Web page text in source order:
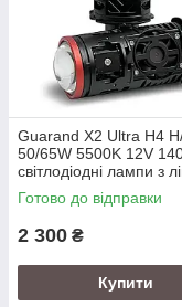
Guarand X2 Ultra H4 H/
50/65W 5500K 12V
світлодіодні лампи з
Готово до відправки
2 300 ₴
Купити